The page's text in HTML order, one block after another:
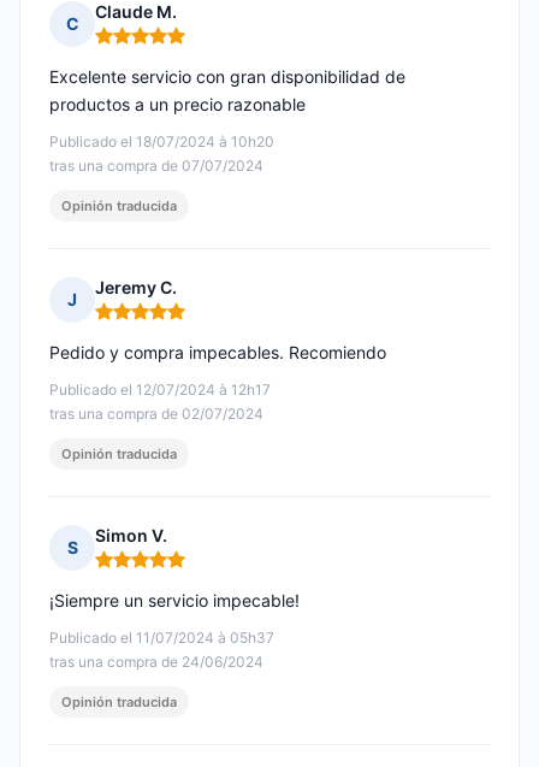
C
Claude M.
Nota: 5 de 5
Publicado el 18/07/2024 à 10h20
tras una compra de 07/07/2024
Excelente servicio con gran disponibilidad de
productos a un precio razonable
Opinión traducida
J
Jeremy C.
Nota: 5 de 5
Publicado el 12/07/2024 à 12h17
tras una compra de 02/07/2024
Pedido y compra impecables. Recomiendo
Opinión traducida
S
Simon V.
Nota: 5 de 5
Publicado el 11/07/2024 à 05h37
tras una compra de 24/06/2024
¡Siempre un servicio impecable!
Opinión traducida